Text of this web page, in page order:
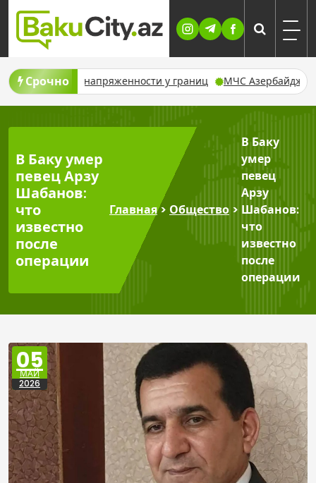
Skip
content
Срочно
напряженности у границ МЧС Азербайджана
В Баку умер
певец Арзу
Шабанов:
что
известно
после
операции
Главная> Общество >
В Баку
умер
певец
Арзу
Шабанов:
что
известно
после
операции
05
МАЙ
2026